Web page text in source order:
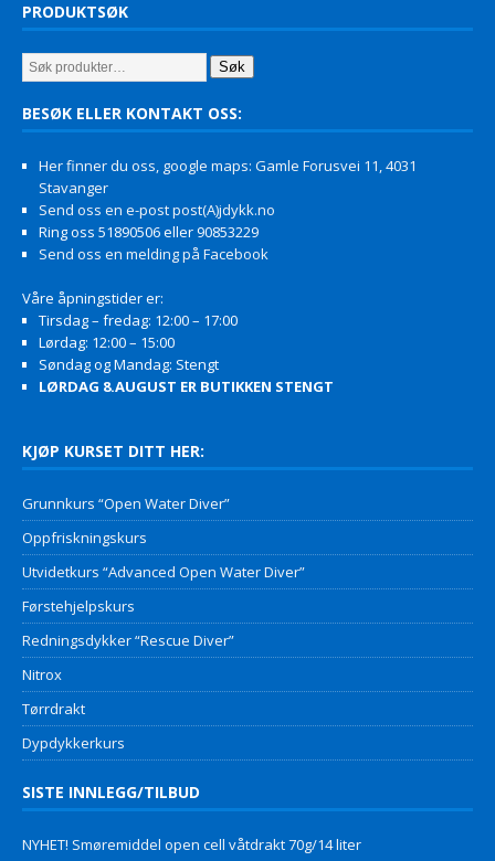
PRODUKTSØK
Søk
BESØK ELLER KONTAKT OSS:
Her finner du oss, google maps: Gamle Forusvei 11, 4031
Stavanger
Send oss en e-post post(A)jdykk.no
Ring oss 51890506 eller 90853229
Send oss en melding på Facebook
Våre åpningstider er:
Tirsdag – fredag: 12:00 – 17:00
Lørdag: 12:00 – 15:00
Søndag og Mandag: Stengt
LØRDAG 8.AUGUST ER BUTIKKEN STENGT
KJØP KURSET DITT HER:
Grunnkurs “Open Water Diver”
Oppfriskningskurs
Utvidetkurs “Advanced Open Water Diver”
Førstehjelpskurs
Redningsdykker “Rescue Diver”
Nitrox
Tørrdrakt
Dypdykkerkurs
SISTE INNLEGG/TILBUD
NYHET! Smøremiddel open cell våtdrakt 70g/14 liter